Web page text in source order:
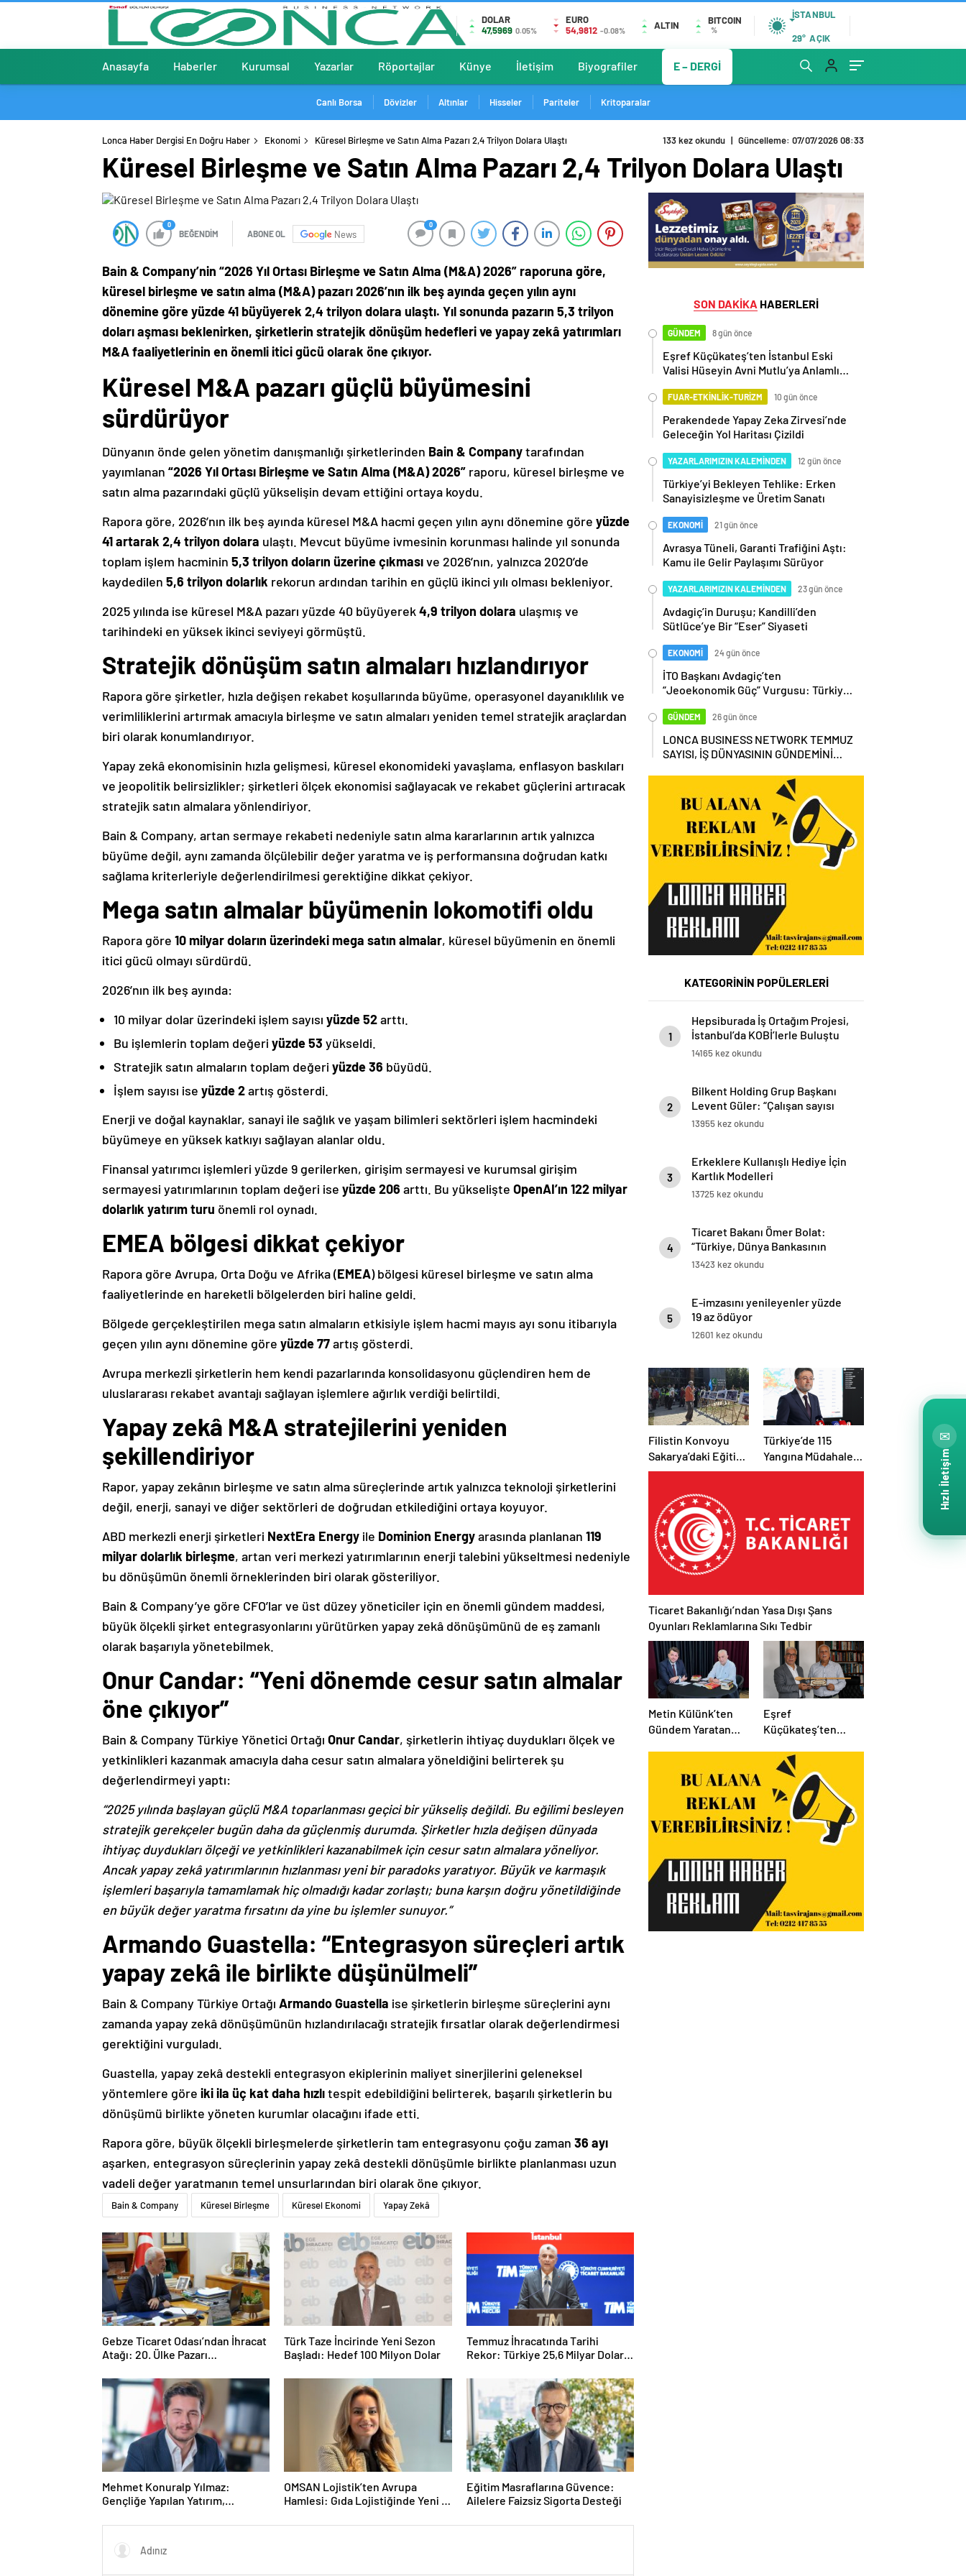
DOLAR
47,5969 0.05%
EURO
54,9812 -0.08% ALTIN BITCOIN
%
İSTANBUL
29° AÇIK
Anasayfa Haberler Kurumsal Yazarlar Röportajlar Künye İletişim Biyografiler E – DERGİ
Canlı Borsa Dövizler Altınlar Hisseler Pariteler Kritoparalar
Lonca Haber Dergisi En Doğru Haber Ekonomi Küresel Birleşme ve Satın Alma Pazarı 2,4 Trilyon Dolara Ulaştı 133 kez okundu | Güncelleme: 07/07/2026 08:33
Küresel Birleşme ve Satın Alma Pazarı 2,4 Trilyon Dolara Ulaştı
0
BEĞENDİM ABONE OL News
0
Bain & Company’nin “2026 Yıl Ortası Birleşme ve Satın Alma (M&A) 2026” raporuna göre,
küresel birleşme ve satın alma (M&A) pazarı 2026’nın ilk beş ayında geçen yılın aynı
dönemine göre yüzde 41 büyüyerek 2,4 trilyon dolara ulaştı. Yıl sonunda pazarın 5,3 trilyon
doları aşması beklenirken, şirketlerin stratejik dönüşüm hedefleri ve yapay zekâ yatırımları
M&A faaliyetlerinin en önemli itici gücü olarak öne çıkıyor.
Küresel M&A pazarı güçlü büyümesini
sürdürüyor
Dünyanın önde gelen yönetim danışmanlığı şirketlerinden Bain & Companytarafından
yayımlanan “2026 Yıl Ortası Birleşme ve Satın Alma (M&A) 2026” raporu, küresel birleşme ve
satın alma pazarındaki güçlü yükselişin devam ettiğini ortaya koydu.
Rapora göre, 2026’nın ilk beş ayında küresel M&A hacmi geçen yılın aynı dönemine göre yüzde
41 artarak 2,4 trilyon dolara ulaştı. Mevcut büyüme ivmesinin korunması halinde yıl sonunda
toplam işlem hacminin 5,3 trilyon doların üzerine çıkmasıve 2026’nın, yalnızca 2020’de
kaydedilen 5,6 trilyon dolarlık rekorun ardından tarihin en güçlü ikinci yılı olması bekleniyor.
2025 yılında ise küresel M&A pazarı yüzde 40 büyüyerek4,9 trilyon dolara ulaşmış ve
tarihindeki en yüksek ikinci seviyeyi görmüştü.
Stratejik dönüşüm satın almaları hızlandırıyor
Rapora göre şirketler, hızla değişen rekabet koşullarında büyüme, operasyonel dayanıklılık ve
verimliliklerini artırmak amacıyla birleşme ve satın almaları yeniden temel stratejik araçlardan
biri olarak konumlandırıyor.
Yapay zekâ ekonomisinin hızla gelişmesi, küresel ekonomideki yavaşlama, enflasyon baskıları
ve jeopolitik belirsizlikler; şirketleri ölçek ekonomisi sağlayacak ve rekabet güçlerini artıracak
stratejik satın almalara yönlendiriyor.
Bain & Company, artan sermaye rekabeti nedeniyle satın alma kararlarının artık yalnızca
büyüme değil, aynı zamanda ölçülebilir değer yaratma ve iş performansına doğrudan katkı
sağlama kriterleriyle değerlendirilmesi gerektiğine dikkat çekiyor.
Mega satın almalar büyümenin lokomotifi oldu
Rapora göre 10 milyar doların üzerindeki mega satın almalar, küresel büyümenin en önemli
itici gücü olmayı sürdürdü.
2026’nın ilk beş ayında:
10 milyar dolar üzerindeki işlem sayısı yüzde 52arttı.
Bu işlemlerin toplam değeri yüzde 53 yükseldi.
Stratejik satın almaların toplam değeri yüzde 36 büyüdü.
İşlem sayısı ise yüzde 2artış gösterdi.
Enerji ve doğal kaynaklar, sanayi ile sağlık ve yaşam bilimleri sektörleri işlem hacmindeki
büyümeye en yüksek katkıyı sağlayan alanlar oldu.
Finansal yatırımcı işlemleri yüzde 9 gerilerken, girişim sermayesi ve kurumsal girişim
sermayesi yatırımlarının toplam değeri ise yüzde 206 arttı. Bu yükselişte OpenAI’ın 122 milyar
dolarlık yatırım turu önemli rol oynadı.
EMEA bölgesi dikkat çekiyor
Rapora göre Avrupa, Orta Doğu ve Afrika (EMEA) bölgesi küresel birleşme ve satın alma
faaliyetlerinde en hareketli bölgelerden biri haline geldi.
Bölgede gerçekleştirilen mega satın almaların etkisiyle işlem hacmi mayıs ayı sonu itibarıyla
geçen yılın aynı dönemine göre yüzde 77artış gösterdi.
Avrupa merkezli şirketlerin hem kendi pazarlarında konsolidasyonu güçlendiren hem de
uluslararası rekabet avantajı sağlayan işlemlere ağırlık verdiği belirtildi.
Yapay zekâ M&A stratejilerini yeniden
şekillendiriyor
Rapor, yapay zekânın birleşme ve satın alma süreçlerinde artık yalnızca teknoloji şirketlerini
değil, enerji, sanayi ve diğer sektörleri de doğrudan etkilediğini ortaya koyuyor.
ABD merkezli enerji şirketleri NextEra Energy ile Dominion Energyarasında planlanan 119
milyar dolarlık birleşme, artan veri merkezi yatırımlarının enerji talebini yükseltmesi nedeniyle
bu dönüşümün önemli örneklerinden biri olarak gösteriliyor.
Bain & Company’ye göre CFO’lar ve üst düzey yöneticiler için en önemli gündem maddesi,
büyük ölçekli şirket entegrasyonlarını yürütürken yapay zekâ dönüşümünü de eş zamanlı
olarak başarıyla yönetebilmek.
Onur Candar: “Yeni dönemde cesur satın almalar
öne çıkıyor”
Bain & Company Türkiye Yönetici Ortağı Onur Candar, şirketlerin ihtiyaç duydukları ölçek ve
yetkinlikleri kazanmak amacıyla daha cesur satın almalara yöneldiğini belirterek şu
değerlendirmeyi yaptı:
“2025 yılında başlayan güçlü M&A toparlanması geçici bir yükseliş değildi. Bu eğilimi besleyen
stratejik gerekçeler bugün daha da güçlenmiş durumda. Şirketler hızla değişen dünyada
ihtiyaç duydukları ölçeği ve yetkinlikleri kazanabilmek için cesur satın almalara yöneliyor.
Ancak yapay zekâ yatırımlarının hızlanması yeni bir paradoks yaratıyor. Büyük ve karmaşık
işlemleri başarıyla tamamlamak hiç olmadığı kadar zorlaştı; buna karşın doğru yönetildiğinde
en büyük değer yaratma fırsatını da yine bu işlemler sunuyor.”
Armando Guastella: “Entegrasyon süreçleri artık
yapay zekâ ile birlikte düşünülmeli”
Bain & Company Türkiye Ortağı Armando Guastella ise şirketlerin birleşme süreçlerini aynı
zamanda yapay zekâ dönüşümünün hızlandırılacağı stratejik fırsatlar olarak değerlendirmesi
gerektiğini vurguladı.
Guastella, yapay zekâ destekli entegrasyon ekiplerinin maliyet sinerjilerini geleneksel
yöntemlere göre iki ila üç kat daha hızlıtespit edebildiğini belirterek, başarılı şirketlerin bu
dönüşümü birlikte yöneten kurumlar olacağını ifade etti.
Rapora göre, büyük ölçekli birleşmelerde şirketlerin tam entegrasyonu çoğu zaman 36 ayı
aşarken, entegrasyon süreçlerinin yapay zekâ destekli dönüşümle birlikte planlanması uzun
vadeli değer yaratmanın temel unsurlarından biri olarak öne çıkıyor.
Bain & Company Küresel Birleşme Küresel Ekonomi Yapay Zekâ
Gebze Ticaret Odası’ndan İhracat
Atağı: 20. Ülke Pazarı
Yatırıldı
Türk Taze İncirinde Yeni Sezon
Başladı: Hedef 100 Milyon Dolar
Temmuz İhracatında Tarihi
Rekor: Türkiye 25,6 Milyar Dolarla
Mehmet Konuralp Yılmaz:
Gençliğe Yapılan Yatırım,
OMSAN Lojistik’ten Avrupa
Hamlesi: Gıda Lojistiğinde Yeni İş
Eğitim Masraflarına Güvence:
Ailelere Faizsiz Sigorta Desteği
SON DAKİKA HABERLERİ
GÜNDEM 8 gün önce
Eşref Küçükateş’ten İstanbul Eski
Valisi Hüseyin Avni Mutlu’ya Anlamlı
FUAR-ETKİNLİK-TURİZM 10 gün önce
Perakendede Yapay Zeka Zirvesi’nde
Geleceğin Yol Haritası Çizildi
YAZARLARIMIZIN KALEMİNDEN 12 gün önce
Türkiye’yi Bekleyen Tehlike: Erken
Sanayisizleşme ve Üretim Sanatı
EKONOMİ 21 gün önce
Avrasya Tüneli, Garanti Trafiğini Aştı:
Kamu ile Gelir Paylaşımı Sürüyor
YAZARLARIMIZIN KALEMİNDEN 23 gün önce
Avdagiç’in Duruşu; Kandilli’den
Sütlüce’ye Bir “Eser” Siyaseti
EKONOMİ 24 gün önce
İTO Başkanı Avdagiç’ten
“Jeoekonomik Güç” Vurgusu: Türkiye,
Olmalı
GÜNDEM 26 gün önce
LONCA BUSINESS NETWORK TEMMUZ
SAYISI, İŞ DÜNYASININ GÜNDEMİNİ
KATEGORİNİN POPÜLERLERİ
1
Hepsiburada İş Ortağım Projesi,
İstanbul’da KOBİ’lerle Buluştu
14165 kez okundu
2
Bilkent Holding Grup Başkanı
Levent Güler: “Çalışan sayısı
olarak Türkiye’nin en büyük 9.
13955 kez okundu
3
Erkeklere Kullanışlı Hediye İçin
Kartlık Modelleri
13725 kez okundu
4
Ticaret Bakanı Ömer Bolat:
“Türkiye, Dünya Bankasının
tanımlarına göre üst gelirli
13423 kez okundu
5
E-imzasını yenileyenler yüzde
19 az ödüyor
12601 kez okundu
Filistin Konvoyu
Sakarya’daki Eğitim
Kampını
Etabı Başlıyor
Türkiye’de 115
Yangına Müdahale
Edildi: 110’u Kontrol
Ticaret Bakanlığı’ndan Yasa Dışı Şans
Oyunları Reklamlarına Sıkı Tedbir
Metin Külünk’ten
Gündem Yaratan
Siyasete İlişkin
Mesajlar
Eşref
Küçükateş’ten
Hüseyin Avni
Mutlu’ya Anlamlı
Ziyaret
✉
Hızlı İletişim